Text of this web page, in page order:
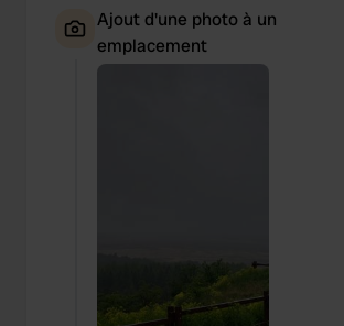
Ajout d'une photo à un
emplacement